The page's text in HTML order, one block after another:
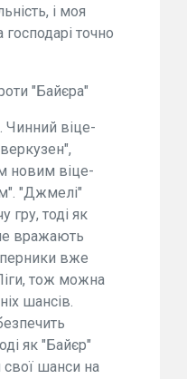
і моя
точно
"Байєра"
Чинний віце-
новим віце-
"Джмелі"
тоді як
вражають
вже
тож можна
шансів.
як "Байєр"
шанси на